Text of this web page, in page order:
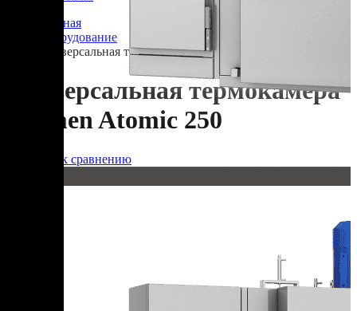
Главная
Оборудование
Универсальная термокамера Varmen Atomic 250
Универсальная термокамера
Varmen Atomic 250
Добавить к сравнению